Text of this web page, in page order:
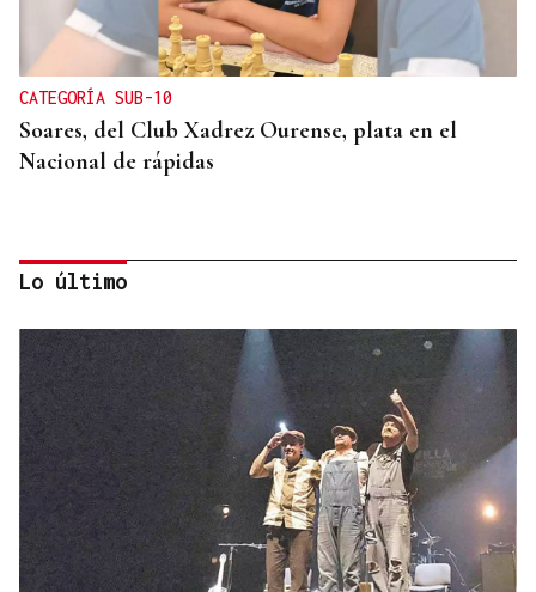
CATEGORÍA SUB-10
Soares, del Club Xadrez Ourense, plata en el
Nacional de rápidas
TERCERA FEDERACIÓN
Francisco Vázquez, presidente del Arenteiro: “Solo
pido tener calma”
Lo último